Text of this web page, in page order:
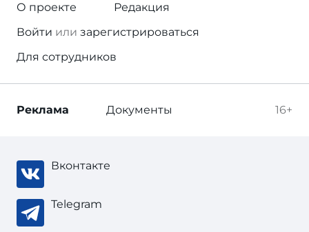
О проекте
Редакция
Войти или зарегистрироваться
Для сотрудников
16+
Реклама Документы
Вконтакте
Telegram